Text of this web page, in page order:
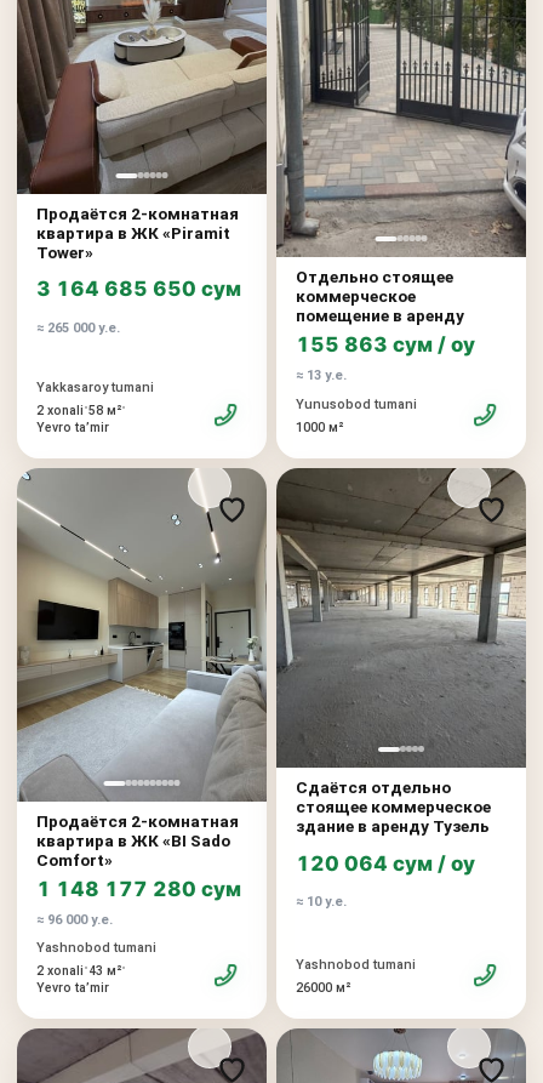
Продаётся 2-комнатная
квартира в ЖК «Piramit
Tower»
3 164 685 650 сум
≈ 265 000 у.е.
Yakkasaroy tumani
2 xonali•58 м²•
Yevro taʼmir
Отдельно стоящее
коммерческое
помещение в аренду
155 863 сум / oy
≈ 13 у.е.
Yunusobod tumani
1000 м²
Продаётся 2-комнатная
квартира в ЖК «BI Sado
Comfort»
1 148 177 280 сум
≈ 96 000 у.е.
Yashnobod tumani
2 xonali•43 м²•
Yevro taʼmir
Сдаётся отдельно
стоящее коммерческое
здание в аренду Тузель
120 064 сум / oy
≈ 10 у.е.
Yashnobod tumani
26000 м²